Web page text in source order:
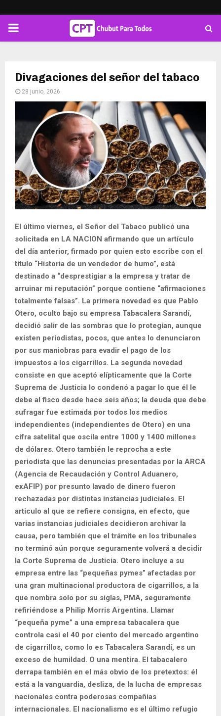
PRIMARY
Divagaciones del señor del tabaco
28 junio, 2026
El último viernes, el Señor del Tabaco publicó una
solicitada en LA NACION afirmando que un artículo
del día anterior, firmado por quien esto escribe con el
título “Historia de un vendedor de humo”, está
destinado a “desprestigiar a la empresa y tratar de
arruinar mi reputación” porque contiene “afirmaciones
totalmente falsas”. La primera novedad es que Pablo
Otero, oculto bajo su empresa Tabacalera Sarandí,
decidió salir de las sombras que lo protegían, aunque
existen periodistas, pocos, que antes lo denunciaron
por sus maniobras para evadir el pago de los
impuestos a los cigarrillos. La segunda novedad
consiste en que aceptó elípticamente que la Corte
Suprema de Justicia lo condenó a pagar lo que él le
debe al fisco desde hace seis años; la deuda que debe
sufragar fue estimada por todos los medios
independientes (independientes de Otero) en una
cifra satelital que oscila entre 1000 y 1400 millones
de dólares. Otero también le reprocha a este
periodista que las denuncias presentadas por la ARCA
(Agencia de Recaudación y Control Aduanero,
exAFIP) por presunto lavado de dinero fueron
rechazadas por distintas instancias judiciales. El
articulo al que se refiere consigna, en efecto, que
varias instancias judiciales decidieron archivar la
causa, pero también que el trámite en los tribunales
no terminó aún porque seguramente volverá a decidir
la Corte Suprema de Justicia. Otero incluye a su
empresa entre las “pequeñas pymes” afectadas por
una gran multinacional productora de cigarrillos, a la
que nombra solo por su siglas, PMA, seguramente
refiriéndose a Philip Morris Argentina. Llamar
“pequeña pyme” a una empresa tabacalera que
controla casi el 40 por ciento del mercado argentino
de cigarrillos, como lo es Tabacalera Sarandí, es un
exceso de humildad. O una mentira. El tabacalero
derrapa también en el más obvio de los pretextos: él
está a la vanguardia, desliza, de la lucha de empresas
nacionales contra poderosas compañías
internacionales. El nacionalismo es el último refugio